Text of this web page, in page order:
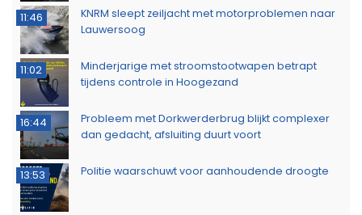
11:46
KNRM sleept zeiljacht met motorproblemen naar
Lauwersoog
11:02
Minderjarige met stroomstootwapen betrapt
tijdens controle in Hoogezand
16:44
Probleem met Dorkwerderbrug blijkt complexer
dan gedacht, afsluiting duurt voort
13:53 Politie waarschuwt voor aanhoudende droogte